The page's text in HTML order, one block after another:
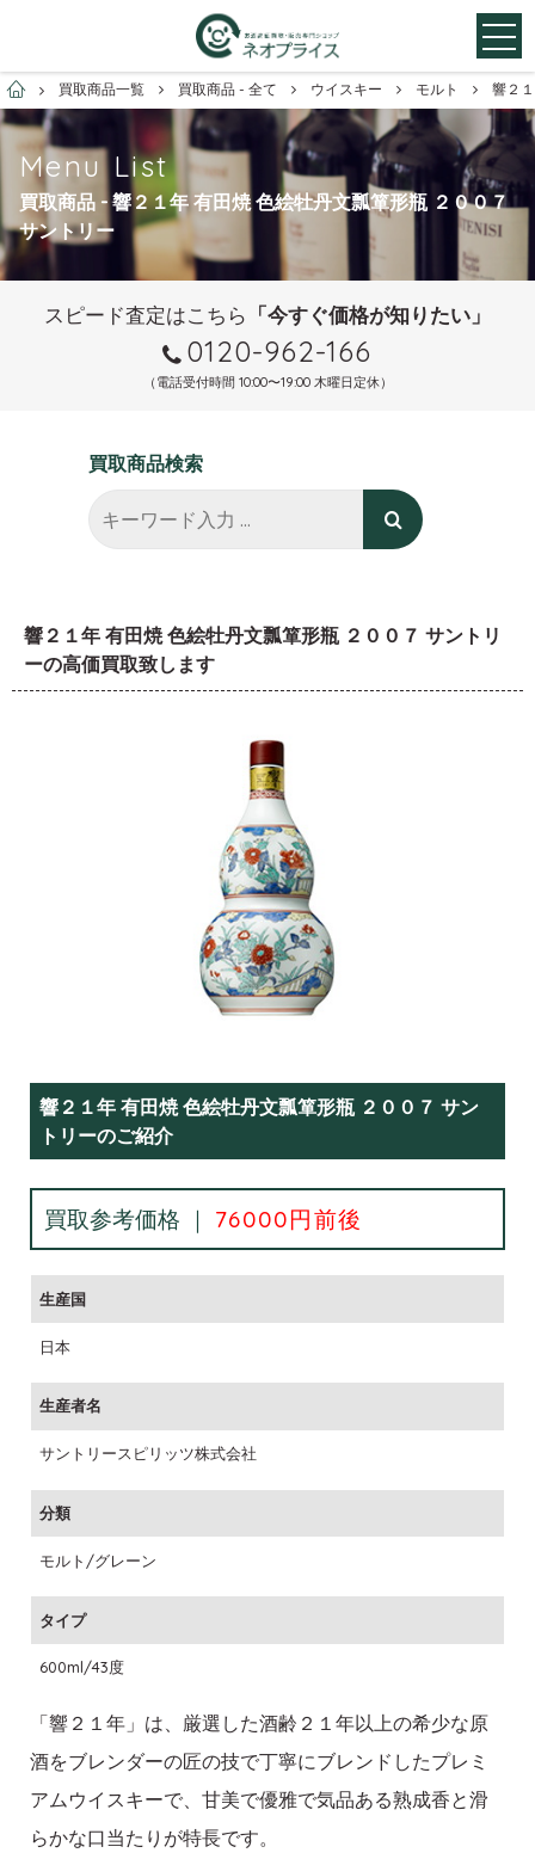
お酒買取専門店ネオプライス
買取商品一覧 買取商品 - 全て ウイスキー モルト 響２
Menu List
買取商品 - 響２１年 有田焼 色絵牡丹文瓢箪形瓶 ２００７
サントリー
スピード査定はこちら 「今すぐ価格が知りたい」
0120-962-166
（電話受付時間 10:00〜19:00 木曜日定休）
買取商品検索
響２１年 有田焼 色絵牡丹文瓢箪形瓶 ２００７ サントリ
ーの高価買取致します
響２１年 有田焼 色絵牡丹文瓢箪形瓶 ２００７ サン
トリーのご紹介
買取参考価格 ｜ 76000円前後
生産国
日本
生産者名
サントリースピリッツ株式会社
分類
モルト/グレーン
タイプ
600ml/43度
「響２１年」は、厳選した酒齢２１年以上の希少な原
酒をブレンダーの匠の技で丁寧にブレンドしたプレミ
アムウイスキーで、甘美で優雅で気品ある熟成香と滑
らかな口当たりが特長です。